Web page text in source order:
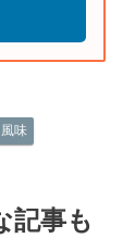
風味
記事も